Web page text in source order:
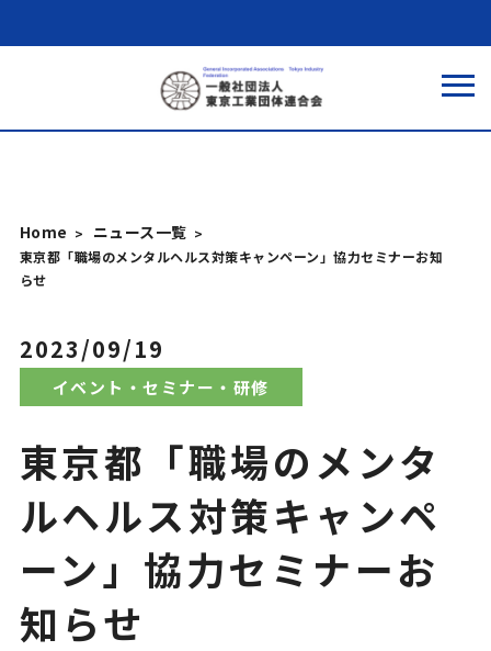
Home ニュース一覧
東京都「職場のメンタルヘルス対策キャンペーン」協力セミナーお知
らせ
2023/09/19
イベント・セミナー・研修
東京都「職場のメンタ
ルヘルス対策キャンペ
ーン」協力セミナーお
知らせ